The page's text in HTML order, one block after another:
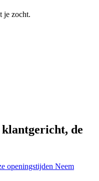
je zocht.
de
openingstijden Neem